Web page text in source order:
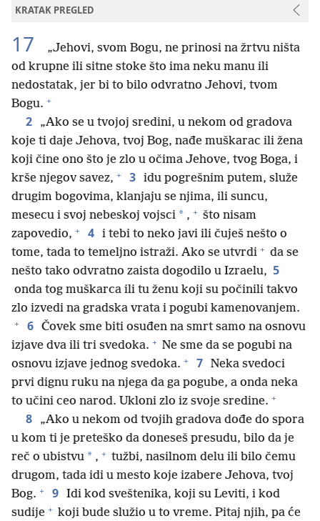
KRATAK PREGLED
17
„Jehovi, svom Bogu, ne prinosi na žrtvu ništa
od krupne ili sitne stoke što ima neku manu ili
nedostatak, jer bi to bilo odvratno Jehovi, tvom
Bogu. +
2
„Ako se u tvojoj sredini, u nekom od gradova
koje ti daje Jehova, tvoj Bog, nađe muškarac ili žena
koji čine ono što je zlo u očima Jehove, tvog Boga, i
krše njegov savez, + 3 idu pogrešnim putem, služe
drugim bogovima, klanjaju se njima, ili suncu,
mesecu i svoj nebeskoj vojsci * , + što nisam
zapovedio, + 4 i tebi to neko javi ili čuješ nešto o
tome, tada to temeljno istraži. Ako se utvrdi + da se
nešto tako odvratno zaista dogodilo u Izraelu, 5
onda tog muškarca ili tu ženu koji su počinili takvo
zlo izvedi na gradska vrata i pogubi kamenovanjem.
+ 6 Čovek sme biti osuđen na smrt samo na osnovu
izjave dva ili tri svedoka. + Ne sme da se pogubi na
osnovu izjave jednog svedoka. + 7 Neka svedoci
prvi dignu ruku na njega da ga pogube, a onda neka
to učini ceo narod. Ukloni zlo iz svoje sredine. +
8
„Ako u nekom od tvojih gradova dođe do spora
u kom ti je preteško da doneseš presudu, bilo da je
reč o ubistvu * , + tužbi, nasilnom delu ili bilo čemu
drugom, tada idi u mesto koje izabere Jehova, tvoj
Bog. + 9 Idi kod sveštenika, koji su Leviti, i kod
sudije + koji bude služio u to vreme. Pitaj njih, pa će